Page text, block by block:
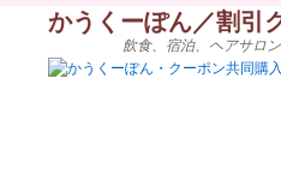
かうくーぽん／割引
飲食、宿泊、ヘアサロ